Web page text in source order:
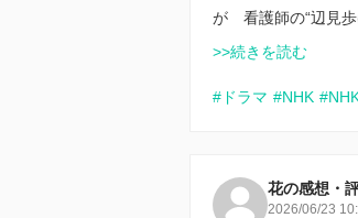
が 看護師の“辺見歩
>>続きを読む
#ドラマ #NHK
花の感想・
2026/06/23